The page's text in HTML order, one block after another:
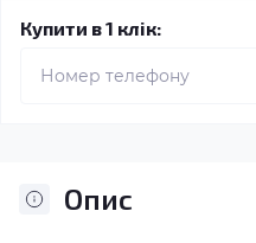
Купити в 1 клік:
Опис